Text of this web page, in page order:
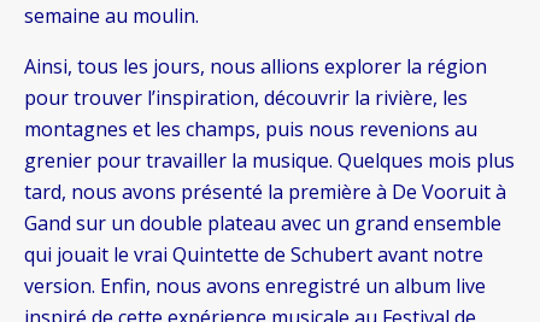
semaine au moulin.
Ainsi, tous les jours, nous allions explorer la région
pour trouver l’inspiration, découvrir la rivière, les
montagnes et les champs, puis nous revenions au
grenier pour travailler la musique. Quelques mois plus
tard, nous avons présenté la première à De Vooruit à
Gand sur un double plateau avec un grand ensemble
qui jouait le vrai Quintette de Schubert avant notre
version. Enfin, nous avons enregistré un album live